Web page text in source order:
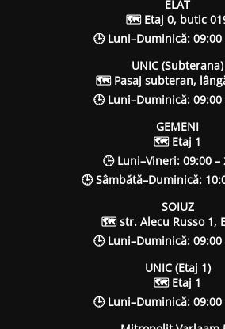
ELAT
🗺 Etaj 0, butic
🕒 Luni–Duminică: 09:00
UNIC (Subterana)
🗺 Pasaj subteran,
🕒 Luni–Duminică: 09:00
GEMENI
🗺 Etaj 1
🕒 Luni–Vineri: 09:00 –
🕒 Sâmbătă–Duminică:
SOIUZ
🗺 str. Alecu Russo 1,
🕒 Luni–Duminică: 09:00
UNIC (Etaj 1)
🗺 Etaj 1
🕒 Luni–Duminică: 09:00